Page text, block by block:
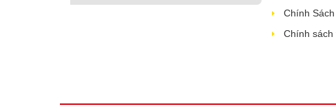
Chính
Chính sách